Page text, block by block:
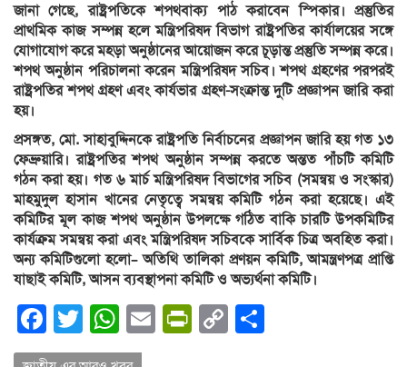
জানা গেছে, রাষ্ট্রপতিকে শপথবাক্য পাঠ করাবেন স্পিকার। প্রস্তুতির
প্রাথমিক কাজ সম্পন্ন হলে মন্ত্রিপরিষদ বিভাগ রাষ্ট্রপতির কার্যালয়ের সঙ্গে
যোগাযোগ করে মহড়া অনুষ্ঠানের আয়োজন করে চূড়ান্ত প্রস্তুতি সম্পন্ন করে।
শপথ অনুষ্ঠান পরিচালনা করেন মন্ত্রিপরিষদ সচিব। শপথ গ্রহণের পরপরই
রাষ্ট্রপতির শপথ গ্রহণ এবং কার্যভার গ্রহণ-সংক্রান্ত দুটি প্রজ্ঞাপন জারি করা
হয়।
প্রসঙ্গত, মো. সাহাবুদ্দিনকে রাষ্ট্রপতি নির্বাচনের প্রজ্ঞাপন জারি হয় গত ১৩
ফেব্রুয়ারি। রাষ্ট্রপতির শপথ অনুষ্ঠান সম্পন্ন করতে অন্তত পাঁচটি কমিটি
গঠন করা হয়। গত ৬ মার্চ মন্ত্রিপরিষদ বিভাগের সচিব (সমন্বয় ও সংস্কার)
মাহমুদুল হাসান খানের নেতৃত্বে সমন্বয় কমিটি গঠন করা হয়েছে। এই
কমিটির মূল কাজ শপথ অনুষ্ঠান উপলক্ষে গঠিত বাকি চারটি উপকমিটির
কার্যক্রম সমন্বয় করা এবং মন্ত্রিপরিষদ সচিবকে সার্বিক চিত্র অবহিত করা।
অন্য কমিটিগুলো হলো– অতিথি তালিকা প্রণয়ন কমিটি, আমন্ত্রণপত্র প্রাপ্তি
যাছাই কমিটি, আসন ব্যবস্থাপনা কমিটি ও অভ্যর্থনা কমিটি।
Facebook
Twitter
WhatsApp
EmailPrintFriendly
Copy